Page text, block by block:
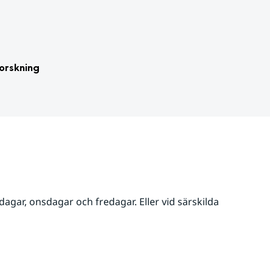
onsdagar och fredagar. Eller vid särskilda